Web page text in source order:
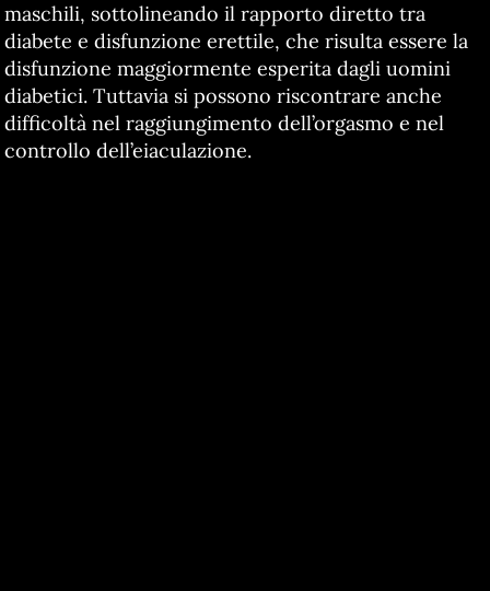
maschili, sottolineando il rapporto diretto tra
diabete e disfunzione erettile, che risulta essere la
disfunzione maggiormente esperita dagli uomini
diabetici. Tuttavia si possono riscontrare anche
difficoltà nel raggiungimento dell’orgasmo e nel
controllo dell’eiaculazione.